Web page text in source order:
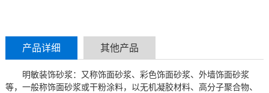
产品详细 其他产品
明敏装饰砂浆：又称饰面砂浆、彩色饰面砂浆、外墙饰面砂浆
等，一般称饰面砂浆或干粉涂料，以无机凝胶材料、高分子聚合物、